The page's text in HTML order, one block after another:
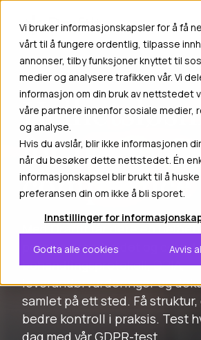
Vi bruker informasjonskapsler for å få
vårt til å fungere ordentlig, tilpasse
annonser, tilby funksjoner knyttet til
medier og analysere trafikken vår. Vi
informasjon om din bruk av nettstedet
våre partnere innenfor sosiale medier,
og analyse.
Hvis du avslår, blir ikke informasjonen
når du besøker dette nettstedet. Én
informasjonskapsel blir brukt til å huske
preferansen din om ikke å bli sporet.
Innstillinger for
Godta alle cookies Avvis
for
compliance
Med Draftit får dere en
personvernarbeidet og
behandlingsprotokoll, DPIA,
leverandørvurderinger og
samlet på ett sted. Få
bedre kontroll i praksis. Test
dag med vår GDPR-test.